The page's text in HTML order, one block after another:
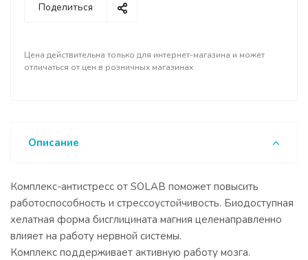
Поделиться
Цена действительна только для интернет-магазина и может
отличаться от цен в розничных магазинах
Описание
Комплекс-антистресс от SOLAB поможет повысить
работоспособность и стрессоустойчивость. Биодоступная
хелатная форма бисглицината магния целенаправленно
влияет на работу нервной системы.
Комплекс поддерживает активную работу мозга.